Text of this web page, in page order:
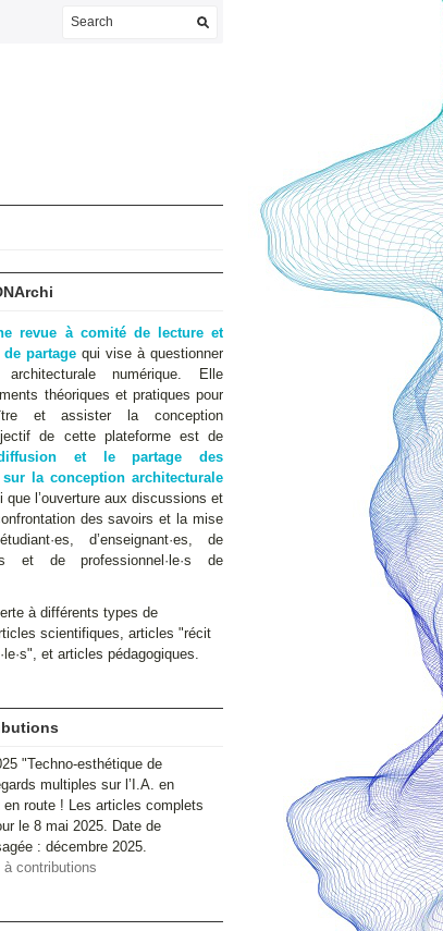
revue à comité de lecture et
partage qui vise à questionner
numérique. Elle
théoriques et pratiques pour
et assister la conception
de cette plateforme est de
et le partage des
sur la conception architecturale
que l’ouverture aux discussions et
des savoirs et la mise
d’enseignant·es, de
et de professionnel·le·s de
à différents types de
scientifiques, articles "récit
et articles pédagogiques.
"Techno-esthétique de
multiples sur l’I.A. en
route ! Les articles complets
le 8 mai 2025. Date de
: décembre 2025.
à contributions